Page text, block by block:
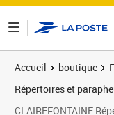
Accueil boutique
Répertoires et
CLAIREFONTAINE